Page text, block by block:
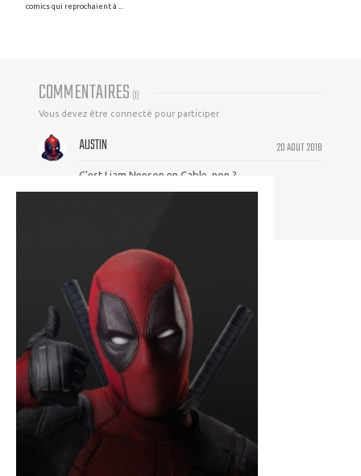
comics qui reprochaient à ...
COMMENTAIRES (1)
Vous devez être connecté pour participer
20 AOUT 2018
AUSTIN
C'est Liam Neeson en Cable, non ?